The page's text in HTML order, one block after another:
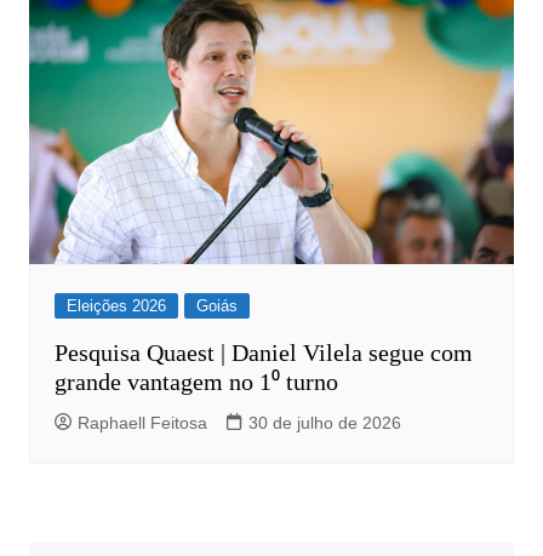
Eleições 2026 Goiás
Pesquisa Quaest | Daniel Vilela segue com
grande vantagem no 1⁰ turno
Raphaell Feitosa 30 de julho de 2026